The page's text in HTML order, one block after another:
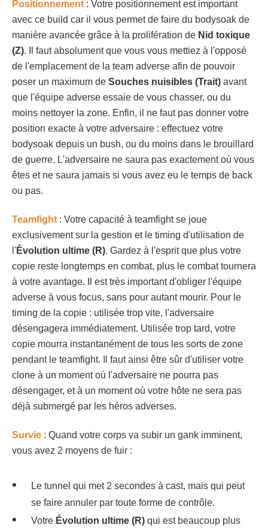
Positionnement : Votre positionnement est important
avec ce build car il vous permet de faire du bodysoak de
manière avancée grâce à la prolifération de Nid toxique
(Z). Il faut absolument que vous vous mettiez à l'opposé
de l'emplacement de la team adverse afin de pouvoir
poser un maximum de Souches nuisibles (Trait) avant
que l'équipe adverse essaie de vous chasser, ou du
moins nettoyer la zone. Enfin, il ne faut pas donner votre
position exacte à votre adversaire : effectuez votre
bodysoak depuis un bush, ou du moins dans le brouillard
de guerre. L'adversaire ne saura pas exactement où vous
êtes et ne saura jamais si vous avez eu le temps de back
ou pas.
Teamfight : Votre capacité à teamfight se joue
exclusivement sur la gestion et le timing d'utilisation de
l'Évolution ultime (R). Gardez à l'esprit que plus votre
copie reste longtemps en combat, plus le combat tournera
à votre avantage. Il est très important d'obliger l'équipe
adverse à vous focus, sans pour autant mourir. Pour le
timing de la copie : utilisée trop vite, l'adversaire
désengagera immédiatement. Utilisée trop tard, votre
copie mourra instantanément de tous les sorts de zone
pendant le teamfight. Il faut ainsi être sûr d'utiliser votre
clone à un moment où l'adversaire ne pourra pas
désengager, et à un moment où votre hôte ne sera pas
déjà submergé par les héros adverses.
Survie : Quand votre corps va subir un gank imminent,
vous avez 2 moyens de fuir :
Le tunnel qui met 2 secondes à cast, mais qui peut
se faire annuler par toute forme de contrôle.
Votre Évolution ultime (R) qui est beaucoup plus